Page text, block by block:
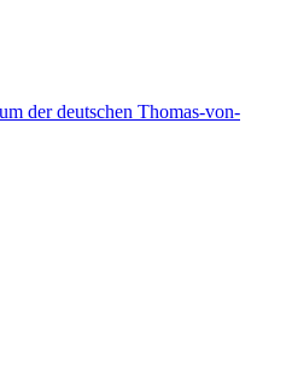
der deut­schen Thomas-von-